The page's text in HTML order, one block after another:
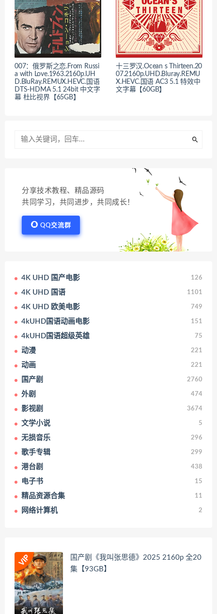
007：俄罗斯之恋.From Russi
a with Love.1963.2160p.UH
D.BluRay.REMUX.HEVC.国语
DTS-HDMA 5.1 24bit 中文字
幕 杜比视界【65GB】
十三罗汉.Ocean s Thirteen.20
07.2160p.UHD.Bluray.REMU
X.HEVC.国语 AC3 5.1 特效中
文字幕【60GB】
分享技术教程、精品源码
共同学习，共同进步，共同成长！
QQ交流群
4K UHD 国产电影 126
4K UHD 国语 1101
4K UHD 欧美电影 749
4kUHD国语动画电影 151
4kUHD国语超级英雄 75
动漫 221
动画 221
国产剧 2760
外剧 474
影视剧 3674
文学小说 5
无损音乐 296
歌手专辑 299
港台剧 438
电子书 15
精品资源合集 11
网络计算机 2
国产剧《我叫张思德》2025 2160p 全20
集【93GB】